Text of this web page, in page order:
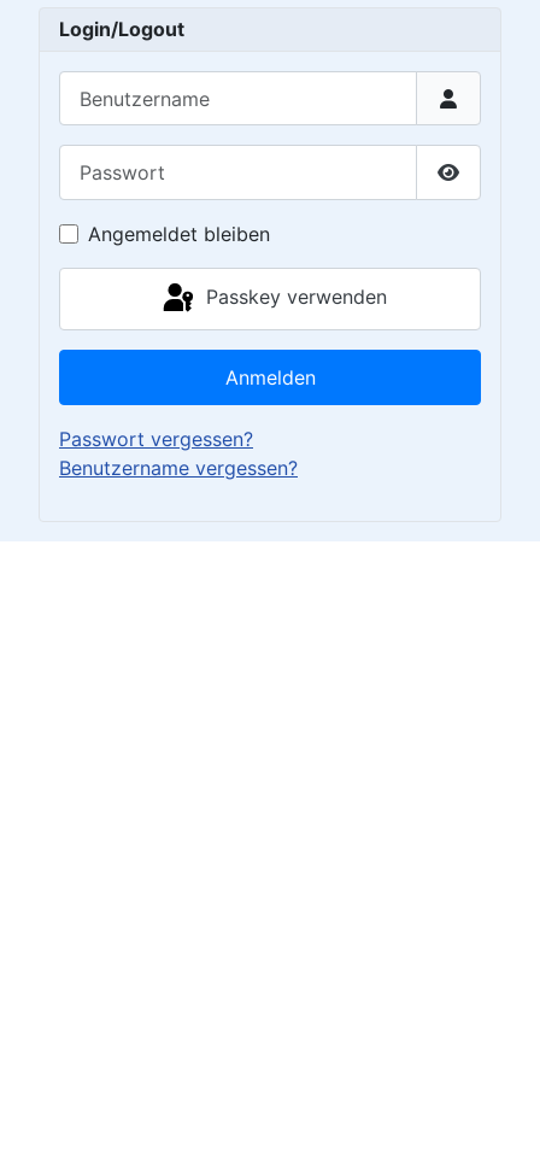
Login/Logout
Passwort
Angemeldet bleiben
Passkey verwenden
Anmelden
Passwort vergessen?
Benutzername vergessen?